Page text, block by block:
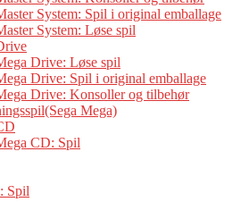
System: Spil i original emballage
System: Løse spil
Drive: Løse spil
Drive: Spil i original emballage
Drive: Konsoller og tilbehør
Mega)
CD: Spil
Spil